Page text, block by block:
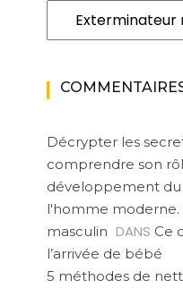
Décrypter les
comprendre son
développement du
l'homme moderne.
masculin DANS Ce
l’arrivée de bébé
5 méthodes de